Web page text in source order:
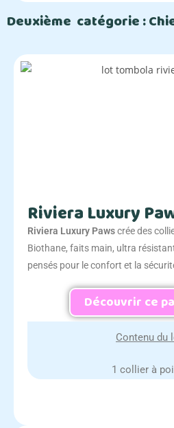
Deuxième catégorie :
Riviera Luxury
Riviera Luxury Pawscrée des
Biothane, faits main, ultra
pensés pour le confort et la
Découvrir ce
Contenu du
1 collier à